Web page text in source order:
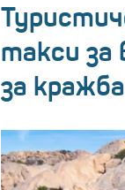
такси за
за